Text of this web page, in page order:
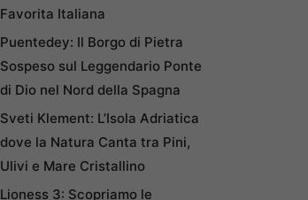
Favorita Italiana
Puentedey: Il Borgo di Pietra
Sospeso sul Leggendario Ponte
di Dio nel Nord della Spagna
Sveti Klement: L’Isola Adriatica
dove la Natura Canta tra Pini,
Ulivi e Mare Cristallino
Lioness 3: Scopriamo le